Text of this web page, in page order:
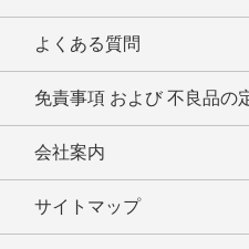
No.15-035
よくある質問
免責事項 および 不良品の
会社案内
サイトマップ